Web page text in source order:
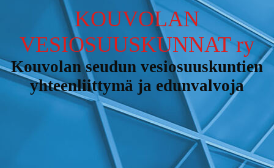
KOUVOLAN
VESIOSUUSKUNNAT ry
Kouvolan seudun vesiosuuskuntien
yhteenliittymä ja edunvalvoja